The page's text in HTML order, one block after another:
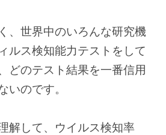
、世界中のいろんな研究機
ルス検知能力テストをして
どのテスト結果を一番信用
いのです。
解して、ウイルス検知率